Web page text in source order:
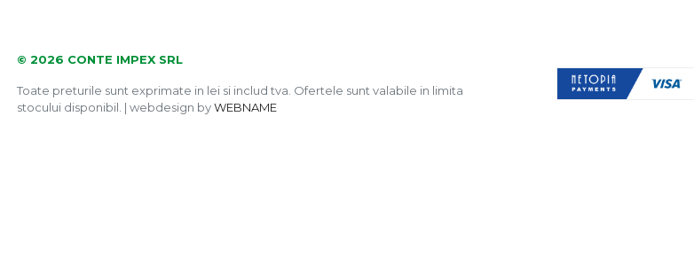
© 2026 CONTE IMPEX SRL
Toate preturile sunt exprimate in lei si includ tva. Ofertele sunt valabile in limita
stocului disponibil. | webdesign byWEBNAME